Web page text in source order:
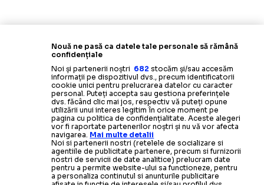
Nouă ne pasă ca datele tale personale să rămână
confidențiale
Noi și partenerii noștri 682 stocăm și/sau accesăm
informații pe dispozitivul dvs., precum identificatorii
cookie unici pentru prelucrarea datelor cu caracter
personal. Puteți accepta sau gestiona preferințele
dvs. făcând clic mai jos, respectiv vă puteți opune
utilizării unui interes legitim în orice moment pe
pagina cu politica de confidențialitate. Aceste alegeri
vor fi raportate partenerilor noștri și nu vă vor afecta
navigarea. Mai multe detalii
Noi si partenerii nostri (retelele de socializare si
agentiile de publicitate partenere, precum si furnizorii
nostri de servicii de date analitice) prelucram date
pentru a permite website-ului sa functioneze, pentru
a personaliza continutul si anunturile publicitare